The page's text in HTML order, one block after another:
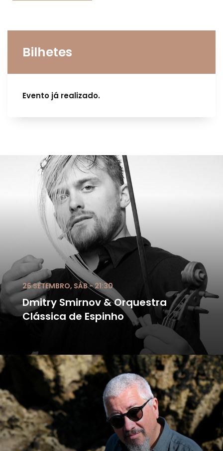
Bilhetes
Evento já realizado.
26 SETEMBRO, SÁB - 21:30
Dmitry Smirnov & Orquestra
Clássica de Espinho